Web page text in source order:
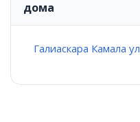
дома
Галиаскара Камала ул